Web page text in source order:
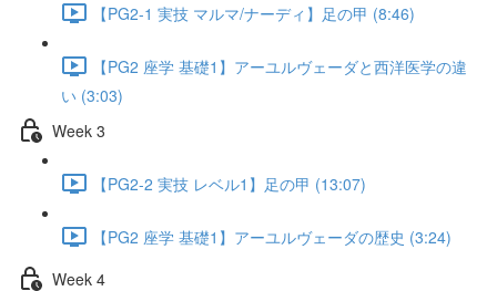
【PG2-1 実技 マルマ/ナーディ】足の甲 (8:46)
【PG2 座学 基礎1】アーユルヴェーダと西洋医学の違
い (3:03)
Week 3
【PG2-2 実技 レベル1】足の甲 (13:07)
【PG2 座学 基礎1】アーユルヴェーダの歴史 (3:24)
Week 4